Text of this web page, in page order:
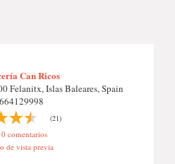
Can Ricos
Felanitx, Islas Baleares, Spain
664129998
(21)
comentarios
de vista previa